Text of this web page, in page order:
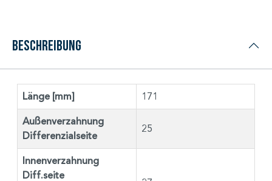
Beschreibung
Länge [mm] 171
Außenverzahnung
Differenzialseite
25
Innenverzahnung
Diff.seite